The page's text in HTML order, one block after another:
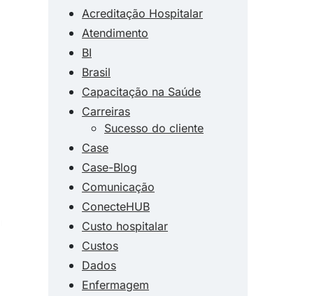
Acreditação Hospitalar
Atendimento
BI
Brasil
Capacitação na Saúde
Carreiras
Sucesso do cliente
Case
Case-Blog
Comunicação
ConecteHUB
Custo hospitalar
Custos
Dados
Enfermagem